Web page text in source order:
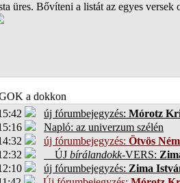
üres. Bővíteni a listát az egyes versek
a dokkon
új fórumbejegyzés: Mórotz
Napló: az univerzum szélén
új fórumbejegyzés: Ötvös
ÚJ bírálandokk-VERS:
új fórumbejegyzés: Zima